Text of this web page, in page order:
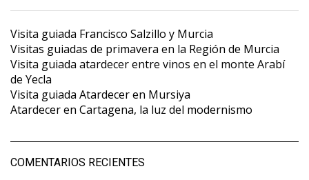
Visita guiada Francisco Salzillo y Murcia
Visitas guiadas de primavera en la Región de Murcia
Visita guiada atardecer entre vinos en el monte Arabí
de Yecla
Visita guiada Atardecer en Mursiya
Atardecer en Cartagena, la luz del modernismo
COMENTARIOS RECIENTES